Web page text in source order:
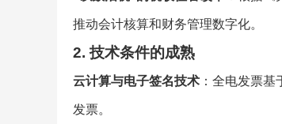
推动会计核算和财务管理数字化。
2.技术条件的成熟
云计算与电子签名技术 ：全电发票
发票。